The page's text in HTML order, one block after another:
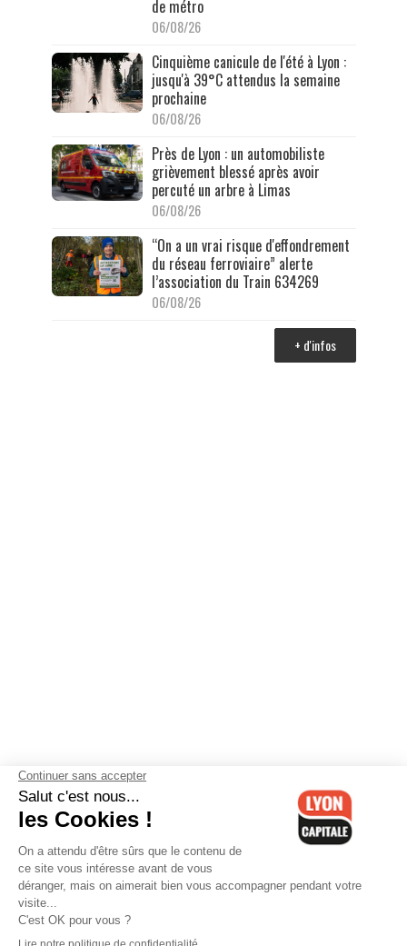
de métro
06/08/26
Cinquième canicule de l'été à Lyon :
jusqu'à 39°C attendus la semaine
prochaine
06/08/26
Près de Lyon : un automobiliste
grièvement blessé après avoir
percuté un arbre à Limas
06/08/26
“On a un vrai risque d'effondrement
du réseau ferroviaire” alerte
l’association du Train 634269
06/08/26
+ d'infos